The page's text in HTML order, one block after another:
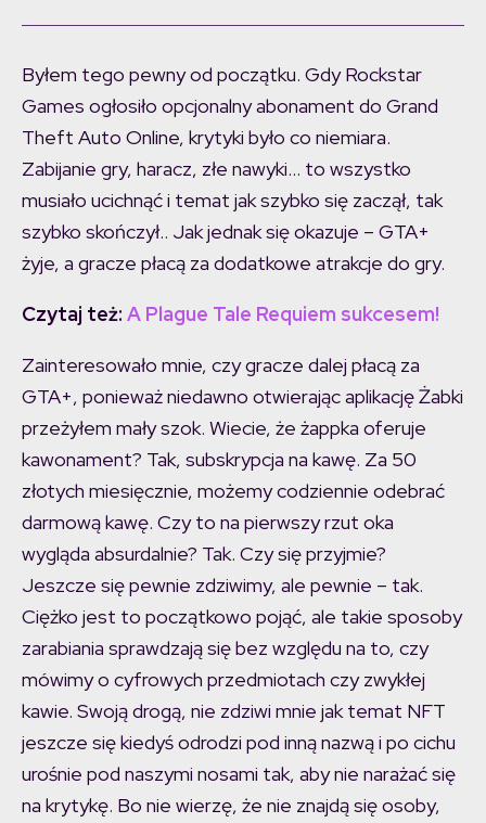
Byłem tego pewny od początku. Gdy Rockstar
Games ogłosiło opcjonalny abonament do Grand
Theft Auto Online, krytyki było co niemiara.
Zabijanie gry, haracz, złe nawyki… to wszystko
musiało ucichnąć i temat jak szybko się zaczął, tak
szybko skończył.. Jak jednak się okazuje – GTA+
żyje, a gracze płacą za dodatkowe atrakcje do gry.
Czytaj też: A Plague Tale Requiem sukcesem!
Zainteresowało mnie, czy gracze dalej płacą za
GTA+, ponieważ niedawno otwierając aplikację Żabki
przeżyłem mały szok. Wiecie, że żappka oferuje
kawonament? Tak, subskrypcja na kawę. Za 50
złotych miesięcznie, możemy codziennie odebrać
darmową kawę. Czy to na pierwszy rzut oka
wygląda absurdalnie? Tak. Czy się przyjmie?
Jeszcze się pewnie zdziwimy, ale pewnie – tak.
Ciężko jest to początkowo pojąć, ale takie sposoby
zarabiania sprawdzają się bez względu na to, czy
mówimy o cyfrowych przedmiotach czy zwykłej
kawie. Swoją drogą, nie zdziwi mnie jak temat NFT
jeszcze się kiedyś odrodzi pod inną nazwą i po cichu
urośnie pod naszymi nosami tak, aby nie narażać się
na krytykę. Bo nie wierzę, że nie znajdą się osoby,